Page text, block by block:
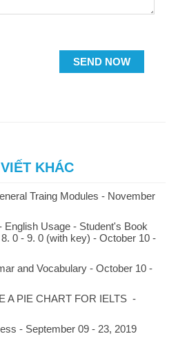
SEND NOW
KHÁC
Traing Modules - November
English Usage - Student's Book
0 - 9. 0 (with key) - October 10 -
and Vocabulary - October 10 -
A PIE CHART FOR IELTS -
- September 09 - 23, 2019